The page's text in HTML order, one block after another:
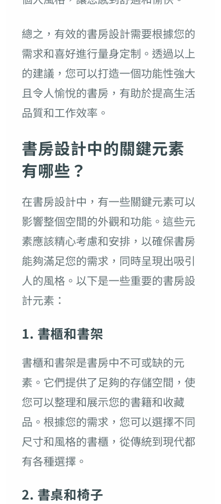
總之，有效的書房設計需要根據您的
需求和喜好進行量身定制。透過以上
的建議，您可以打造一個功能性強大
且令人愉悅的書房，有助於提高生活
品質和工作效率。
書房設計中的關鍵元素
有哪些？
在書房設計中，有一些關鍵元素可以
影響整個空間的外觀和功能。這些元
素應該精心考慮和安排，以確保書房
能夠滿足您的需求，同時呈現出吸引
人的風格。以下是一些重要的書房設
計元素：
1. 書櫃和書架
書櫃和書架是書房中不可或缺的元
素。它們提供了足夠的存儲空間，使
您可以整理和展示您的書籍和收藏
品。根據您的需求，您可以選擇不同
尺寸和風格的書櫃，從傳統到現代都
有各種選擇。
2. 書桌和椅子